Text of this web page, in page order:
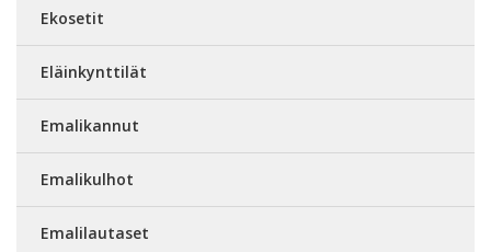
Ekosetit
Eläinkynttilät
Emalikannut
Emalikulhot
Emalilautaset